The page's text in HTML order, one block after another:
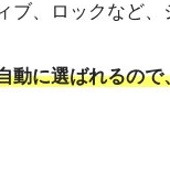
ブ、ロックなど、
動に選ばれるの